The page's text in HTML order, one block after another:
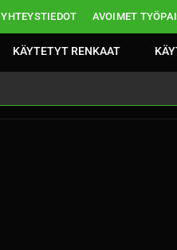
YHTEYSTIEDOT AVOIMET
KÄYTETYT RENKAAT